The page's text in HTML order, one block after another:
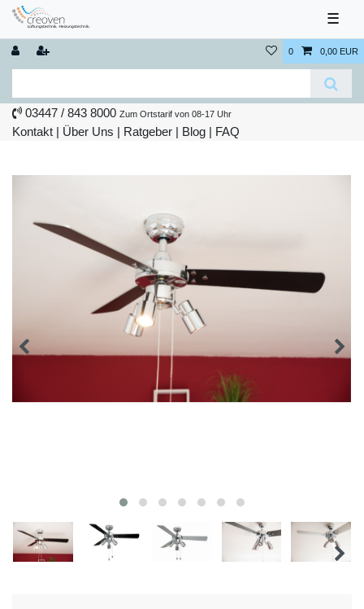
☰
0 0,00 EUR
03447 / 843 8000 Zum Ortstarif von 08-17 Uhr
Kontakt | Über Uns | Ratgeber | Blog | FAQ